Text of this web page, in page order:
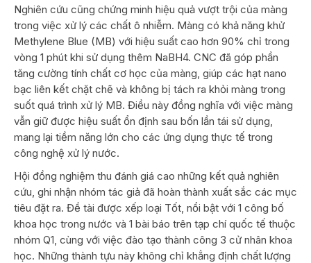
Nghiên cứu cũng chứng minh hiệu quả vượt trội của màng
trong việc xử lý các chất ô nhiễm. Màng có khả năng khử
Methylene Blue (MB) với hiệu suất cao hơn 90% chỉ trong
vòng 1 phút khi sử dụng thêm NaBH4. CNC đã góp phần
tăng cường tính chất cơ học của màng, giúp các hạt nano
bạc liên kết chặt chẽ và không bị tách ra khỏi màng trong
suốt quá trình xử lý MB. Điều này đồng nghĩa với việc màng
vẫn giữ được hiệu suất ổn định sau bốn lần tái sử dụng,
mang lại tiềm năng lớn cho các ứng dụng thực tế trong
công nghệ xử lý nước.
Hội đồng nghiệm thu đánh giá cao những kết quả nghiên
cứu, ghi nhận nhóm tác giả đã hoàn thành xuất sắc các mục
tiêu đặt ra. Đề tài được xếp loại Tốt, nổi bật với 1 công bố
khoa học trong nước và 1 bài báo trên tạp chí quốc tế thuộc
nhóm Q1, cùng với việc đào tạo thành công 3 cử nhân khoa
học. Những thành tựu này không chỉ khẳng định chất lượng